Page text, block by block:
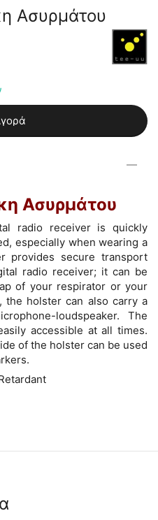
Ασυρμάτου
Ασυρμάτου
radio receiver is quickly
especially when wearing a
provides secure transport
radio receiver; it can be
of your respirator or your
the holster can also carry a
loudspeaker. The
accessible at all times.
of the holster can be used